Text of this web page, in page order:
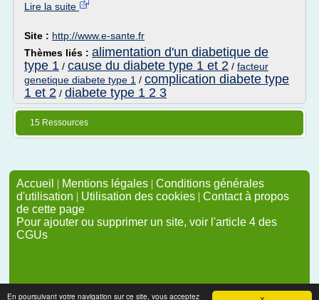
En poursuivant votre navigation sur ce site, vous acceptez
Lire la suite
Site : http://www.e-sante.fr
Thèmes liés : alimentation d'un diabetique de
type 1 / cause du diabete type 1 et 2 / facteur
genetique diabete type 1 / complication diabete type
1 et 2 / diabete type 1 2 3
15 Ressources
Accueil | Mentions légales | Conditions générales
d'utilisation | Utilisation des cookies | Contact à propos
de cette page
Pour ajouter ou supprimer un site, voir l'article 4 des
CGUs